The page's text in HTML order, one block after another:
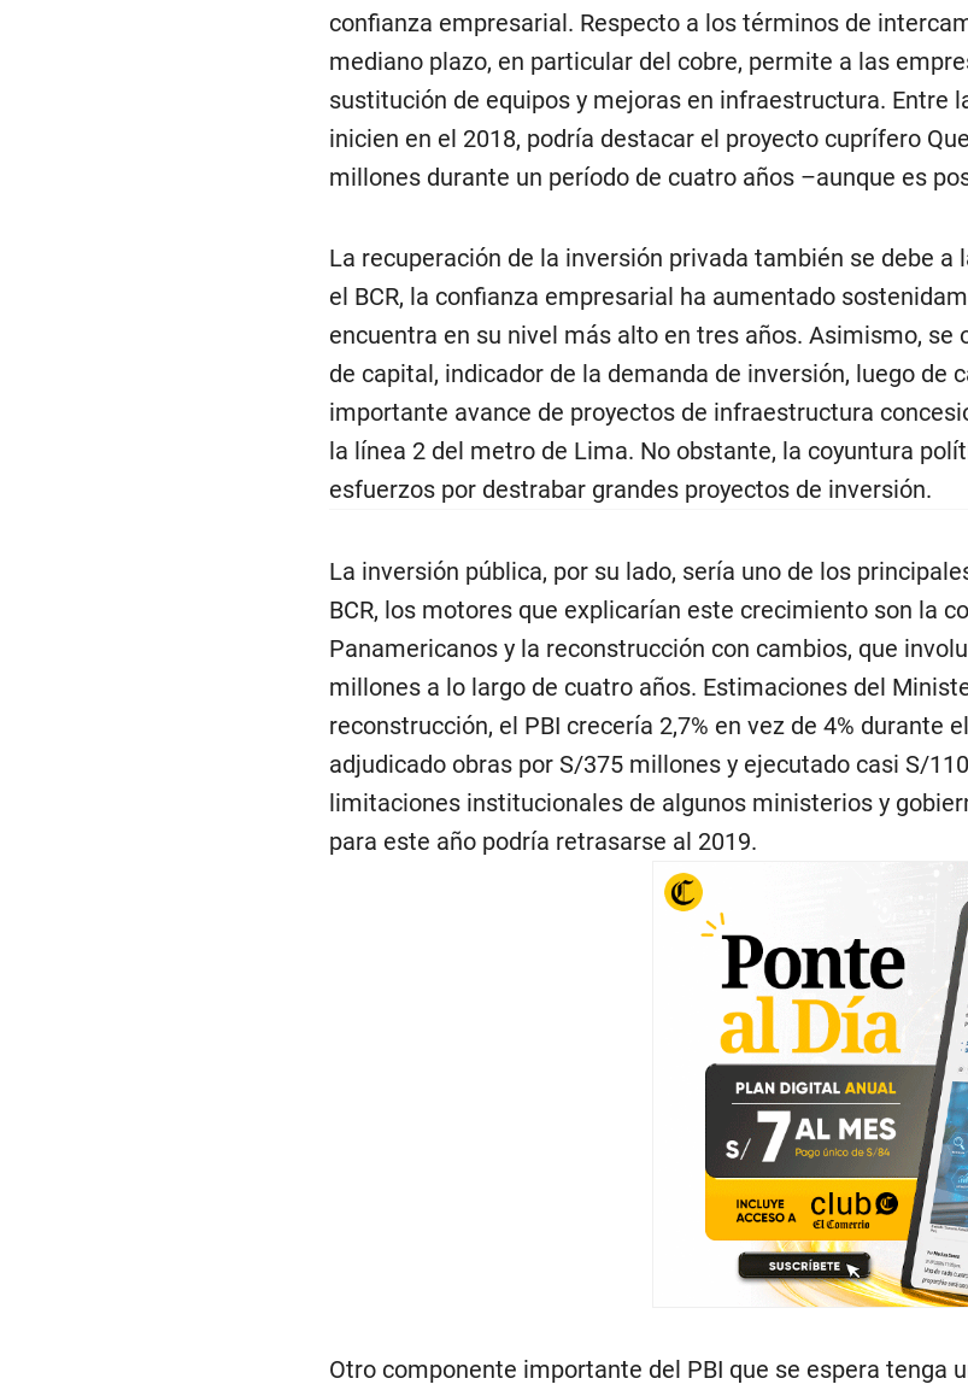
confianza empresarial. Respecto a los términos de
mediano plazo, en particular del cobre, permite a las
sustitución de equipos y mejoras en infraestructura. Entre
inicien en el 2018, podría destacar el proyecto cuprífero
millones durante un período de cuatro años –aunque es
La recuperación de la inversión privada también se debe
el BCR, la confianza empresarial ha aumentado
encuentra en su nivel más alto en tres años. Asimismo,
de capital, indicador de la demanda de inversión, luego de
importante avance de proyectos de infraestructura
la línea 2 del metro de Lima. No obstante, la coyuntura
esfuerzos por destrabar grandes proyectos de inversión.
La inversión pública, por su lado, sería uno de los
BCR, los motores que explicarían este crecimiento son la
Panamericanos y la reconstrucción con cambios, que
millones a lo largo de cuatro años. Estimaciones del
reconstrucción, el PBI crecería 2,7% en vez de 4% durante
adjudicado obras por S/375 millones y ejecutado casi S/
limitaciones institucionales de algunos ministerios y
para este año podría retrasarse al 2019.
Otro componente importante del PBI que se espera tenga